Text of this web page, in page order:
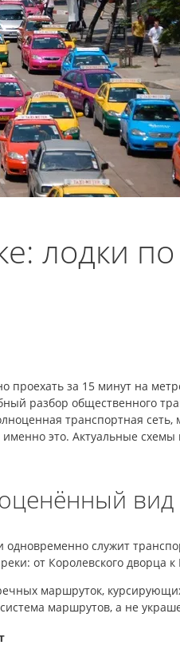
лодки
проехать за 15 минут на
разбор общественного
транспортная
именно это. Актуальные
вид
одновременно служит
от Королевского дворца к
маршруток,
маршрутов, а не